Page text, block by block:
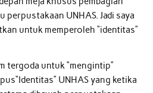
UNHAS. Jadi saya
untuk memperoleh “identitas”
tergoda untuk “mengintip”
UNHAS yang ketika